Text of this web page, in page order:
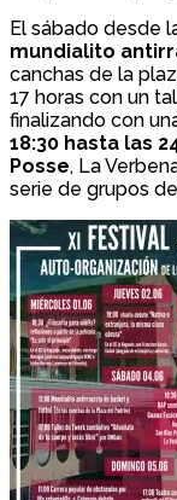
El sábado desde
mundialito
canchas de la
17 horas con un
finalizando con
18:30 hasta las
Posse, La
serie de grupos